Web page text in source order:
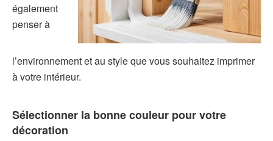
également
penser à
l’environnement et au style que vous souhaitez imprimer
à votre intérieur.
Sélectionner la bonne couleur pour votre
décoration